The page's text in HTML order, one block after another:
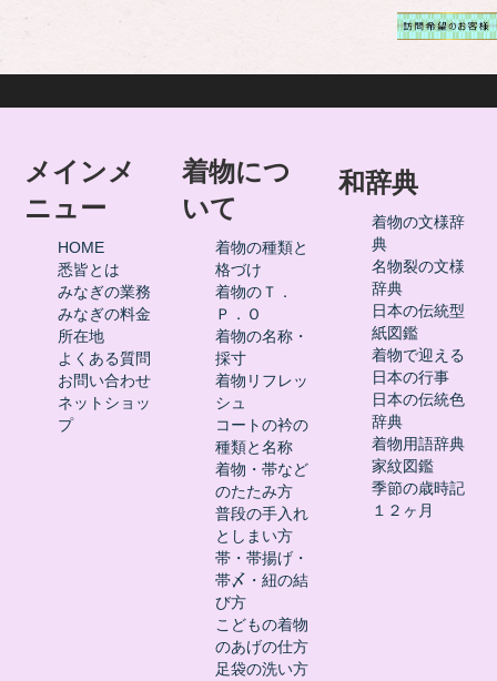
メインメ
ニュー
HOME
悉皆とは
みなぎの業務
みなぎの料金
所在地
よくある質問
お問い合わせ
ネットショッ
プ
着物につ
いて
着物の種類と
格づけ
着物のＴ．
Ｐ．Ｏ
着物の名称・
採寸
着物リフレッ
シュ
コートの衿の
種類と名称
着物・帯など
のたたみ方
普段の手入れ
としまい方
帯・帯揚げ・
帯〆・紐の結
び方
こどもの着物
のあげの仕方
足袋の洗い方
和辞典
着物の文様辞
典
名物裂の文様
辞典
日本の伝統型
紙図鑑
着物で迎える
日本の行事
日本の伝統色
辞典
着物用語辞典
家紋図鑑
季節の歳時記
１２ヶ月